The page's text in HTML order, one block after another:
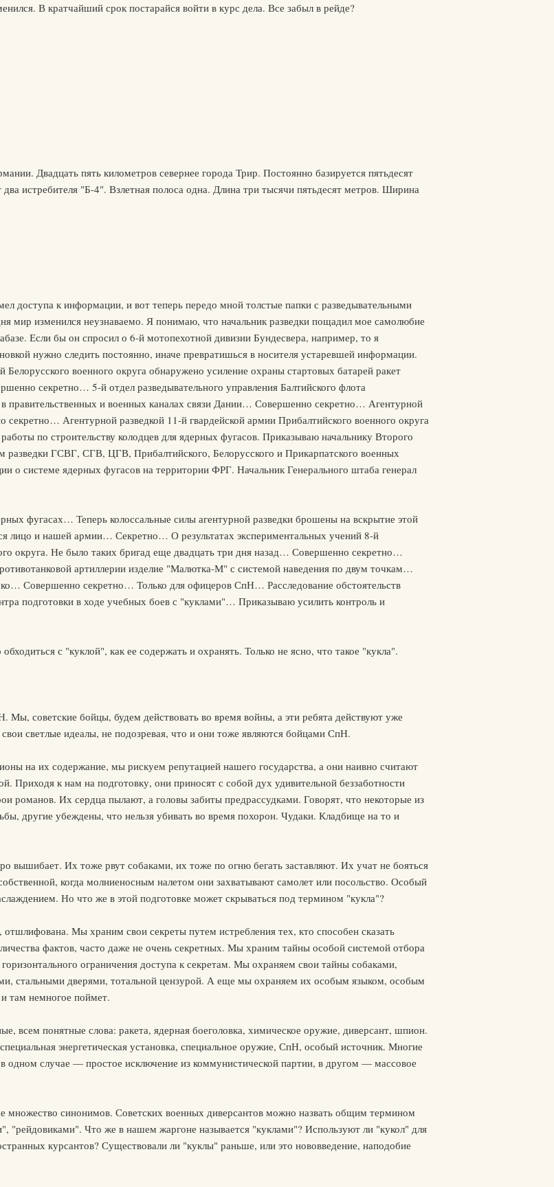
В кратчайший срок постарайся войти в курс дела. Все забыл в рейде?
Двадцать пять километров севернее города Трир. Постоянно базируется пятьдесят
два истребителя "Б-4". Взлетная полоса одна. Длина три тысячи пятьдесят метров. Ширина
доступа к информации, и вот теперь передо мной толстые папки с разведывательными
мир изменился неузнаваемо. Я понимаю, что начальник разведки пощадил мое самолюбие
Если бы он спросил о 6-й мотопехотной дивизии Бундесвера, например, то я
нужно следить постоянно, иначе превратишься в носителя устаревшей информации.
военного округа обнаружено усиление охраны стартовых батарей ракет
секретно… 5-й отдел разведывательного управления Балтийского флота
правительственных и военных каналах связи Дании… Совершенно секретно… Агентурной
Агентурной разведкой 11-й гвардейской армии Прибалтийского военного округа
по строительству колодцев для ядерных фугасов. Приказываю начальнику Второго
разведки ГСВГ, СГВ, ЦГВ, Прибалтийского, Белорусского и Прикарпатского военных
о системе ядерных фугасов на территории ФРГ. Начальник Генерального штаба генерал
фугасах… Теперь колоссальные силы агентурной разведки брошены на вскрытие этой
лицо и нашей армии… Секретно… О результатах экспериментальных учений 8-й
округа. Не было таких бригад еще двадцать три дня назад… Совершенно секретно…
артиллерии изделие "Малютка-М" с системой наведения по двум точкам…
Совершенно секретно… Только для офицеров СпН… Расследование обстоятельств
подготовки в ходе учебных боев с "куклами"… Приказываю усилить контроль и
с "куклой", как ее содержать и охранять. Только не ясно, что такое "кукла".
Мы, советские бойцы, будем действовать во время войны, а эти ребята действуют уже
светлые идеалы, не подозревая, что и они тоже являются бойцами СпН.
на их содержание, мы рискуем репутацией нашего государства, а они наивно считают
Приходя к нам на подготовку, они приносят с собой дух удивительной беззаботности
романов. Их сердца пылают, а головы забиты предрассудками. Говорят, что некоторые из
другие убеждены, что нельзя убивать во время похорон. Чудаки. Кладбище на то и
вышибает. Их тоже рвут собаками, их тоже по огню бегать заставляют. Их учат не бояться
когда молниеносным налетом они захватывают самолет или посольство. Особый
Но что же в этой подготовке может скрываться под термином "кукла"?
Мы храним свои секреты путем истребления тех, кто способен сказать
фактов, часто даже не очень секретных. Мы храним тайны особой системой отбора
ограничения доступа к секретам. Мы охраняем свои тайны собаками,
стальными дверями, тотальной цензурой. А еще мы охраняем их особым языком, особым
там немногое поймет.
всем понятные слова: ракета, ядерная боеголовка, химическое оружие, диверсант, шпион.
энергетическая установка, специальное оружие, СпН, особый источник. Многие
одном случае — простое исключение из коммунистической партии, в другом — массовое
синонимов. Советских военных диверсантов можно назвать общим термином
Что же в нашем жаргоне называется "куклами"? Используют ли "кукол" для
курсантов? Существовали ли "куклы" раньше, или это нововведение, наподобие